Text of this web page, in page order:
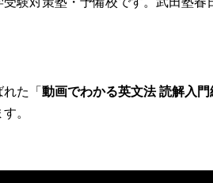
た「 動画でわかる英文法 読解入門
。